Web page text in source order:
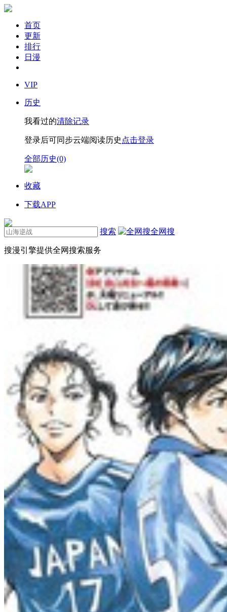
首页
更新
排行
日漫
VIP
历史
我看过的清除记录
登录后可同步云端阅读历史 点击登录
全部历史(0)
收藏
下载APP
搜索 全网搜
搜漫引擎提供全网搜索服务